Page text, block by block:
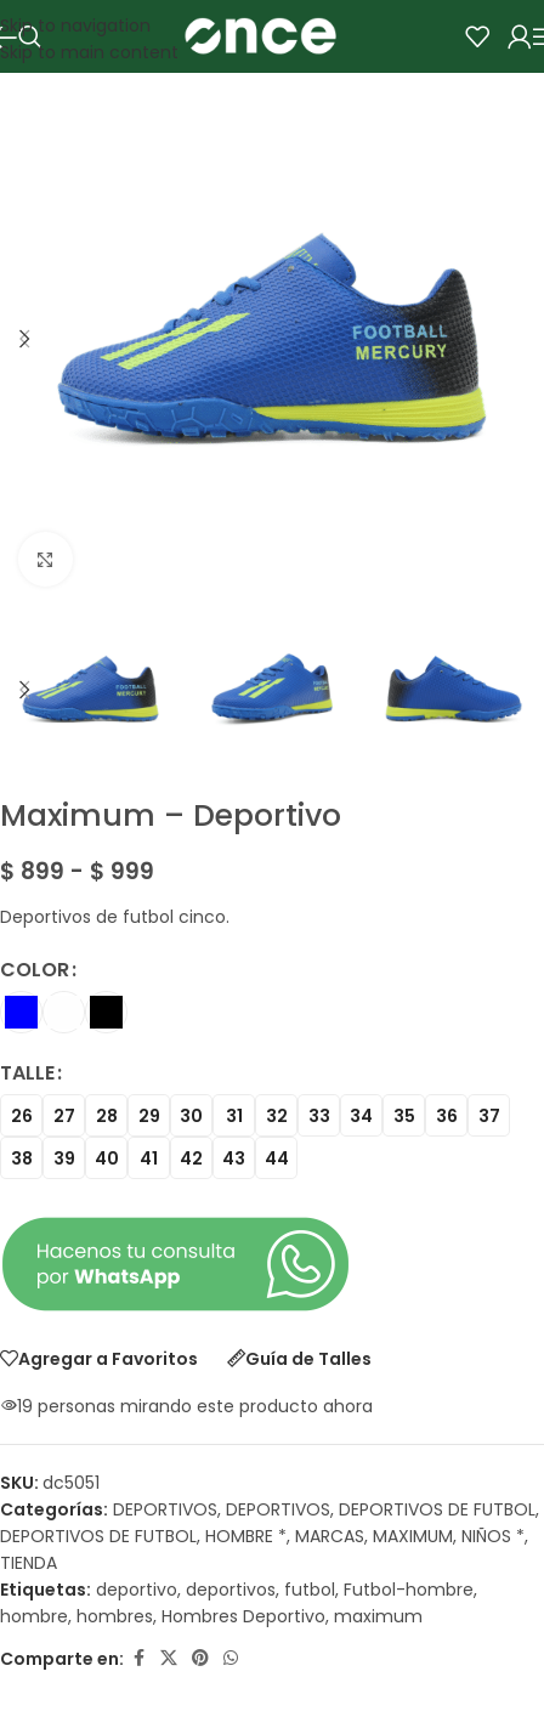
Skip to navigation
Skip to main content
Maximum – Deportivo
$ 899 - $ 999
Deportivos de futbol cinco.
COLOR
TALLE
26 27 28 29 30 31 32 33 34 35 36
37
38
39 40 41 42 43 44
Agregar a Favoritos
Guía de Talles
19 personas mirando este producto ahora
SKU: dc5051
Categorías: DEPORTIVOS, DEPORTIVOS, DEPORTIVOS DE FUTBOL,
DEPORTIVOS DE FUTBOL, HOMBRE *, MARCAS, MAXIMUM, NIÑOS *,
TIENDA
Etiquetas: deportivo, deportivos, futbol, Futbol-hombre,
hombre, hombres, Hombres Deportivo, maximum
Comparte en: